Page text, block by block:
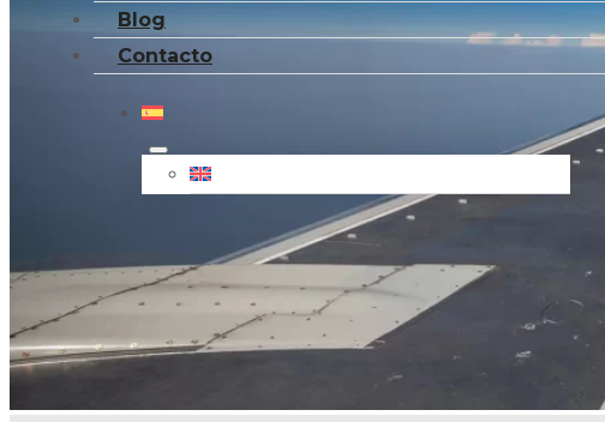
Blog
Contacto